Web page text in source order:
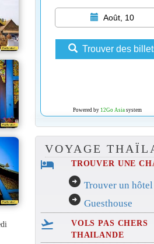
Août, 10
Trouver des
Powered by 12Go Asiasystem
VOYAGE
hotel TROUVER UNE
arrow_circle_right Trouver un hôtel
arrow_circle_right Guesthouse
flight_takeoff
VOLS PAS CHERS
THAILANDE